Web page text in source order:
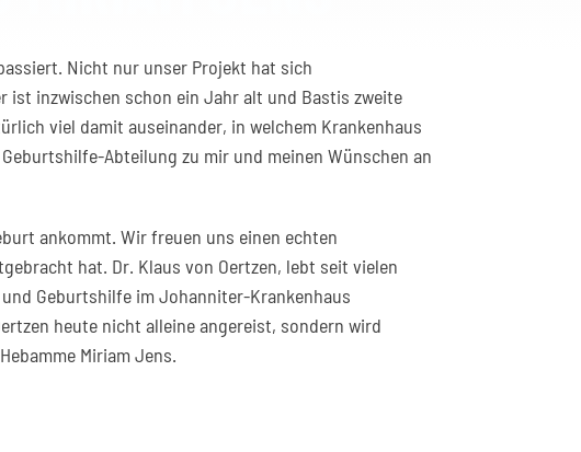
Nicht nur unser Projekt hat sich
ist inzwischen schon ein Jahr alt und Bastis zweite
viel damit auseinander, in welchem Krankenhaus
Abteilung zu mir und meinen Wünschen an
ankommt. Wir freuen uns einen echten
hat. Dr. Klaus von Oertzen, lebt seit vielen
Geburtshilfe im Johanniter-Krankenhaus
heute nicht alleine angereist, sondern wird
Miriam Jens.